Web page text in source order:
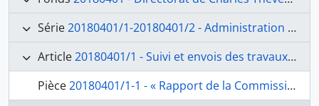
Série20180401/1-20180401/2 - Administration générale
Article20180401/1 - Suivi et envois des travaux des pensionnaires
Pièce20180401/1-1 - « Rapport de la Commission nommée par l’académie Royale des Beaux arts, sur les ouvrages de peinture, l’architecture, de gravure et composition musicale, envoyés par les Pensionnaires de l’académie de france à Rome », de Quatremère de Quincy, secrétaire perpétuel de la classe des Beaux-arts, à l’Académie de France à Rome, fol. 1-12